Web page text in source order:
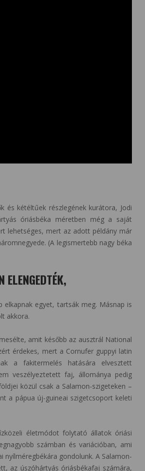
és kétéltűek részlegének kurátora, Jodi
óriásbéka méretben még a saját
lehetséges, mert az adott példány már
(A legismertebb nagy béka
ELENGEDTÉK,
elkapnak egyet, tartsák meg. Másnap is
akkora.
amit később az ausztrál National
érdekes, mert a Cornufer guppyi latin
a fakitermelés hatására elvesztett
veszélyeztetett faj, állománya pedig
közül csak a Salamon-szigeteken –
a pápua új-guineai szigetcsoport keleti
életmódot folytató állatok óriási
számban és variációban, ami
nyílméregbékára gondolunk. A Salamon-
az úszóhártyás óriásbékafaj számára,